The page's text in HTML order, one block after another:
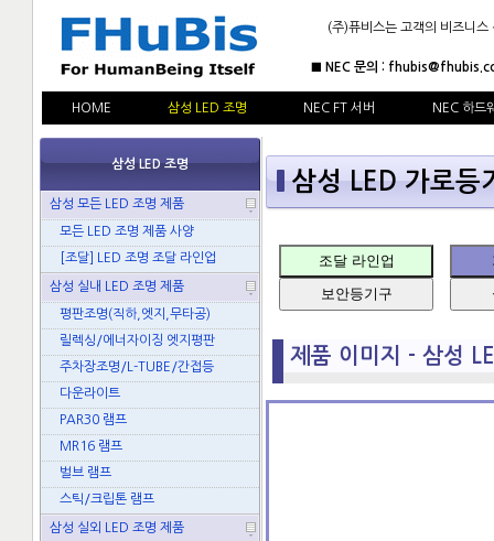
(주)퓨비스는 고객의 비즈니
■ NEC 문의 :
HOME 삼성 LED 조명 NEC FT 서버 NEC 하드
삼성 LED 조명
삼성 모든 LED 조명 제품
모든 LED 조명 제품 사양
[조달] LED 조명 조달 라인업
삼성 실내 LED 조명 제품
평판조명(직하,엣지,무타공)
릴렉싱/에너자이징 엣지평판
주차장조명/L-TUBE/간접등
다운라이트
PAR30 램프
MR16 램프
벌브 램프
스틱/크립톤 램프
삼성 실외 LED 조명 제품
삼성 LED 가로
조달 라인업
보안등기구
제품 이미지 - 삼성